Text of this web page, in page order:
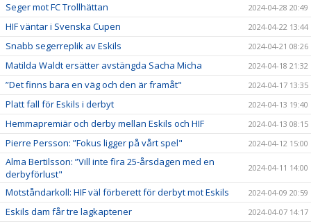
Seger mot FC Trollhättan 2024-04-28 20:49
HIF väntar i Svenska Cupen 2024-04-22 13:44
Snabb segerreplik av Eskils 2024-04-21 08:26
Matilda Waldt ersätter avstängda Sacha Micha 2024-04-18 21:32
”Det finns bara en väg och den är framåt" 2024-04-17 13:35
Platt fall för Eskils i derbyt 2024-04-13 19:40
Hemmapremiär och derby mellan Eskils och HIF 2024-04-13 08:15
Pierre Persson: ”Fokus ligger på vårt spel" 2024-04-12 15:00
Alma Bertilsson: ”Vill inte fira 25-årsdagen med en
derbyförlust"
2024-04-11 14:00
Motståndarkoll: HIF väl förberett för derbyt mot Eskils 2024-04-09 20:59
Eskils dam får tre lagkaptener 2024-04-07 14:17